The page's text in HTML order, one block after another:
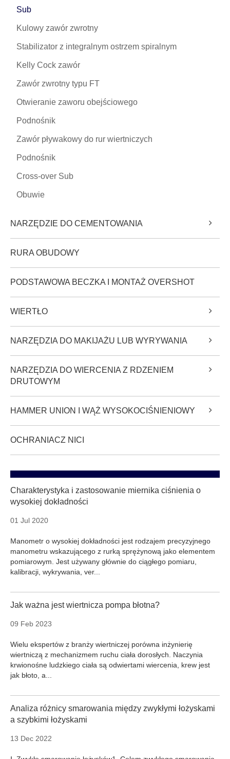
Sub
Kulowy zawór zwrotny
Stabilizator z integralnym ostrzem spiralnym
Kelly Cock zawór
Zawór zwrotny typu FT
Otwieranie zaworu obejściowego
Podnośnik
Zawór pływakowy do rur wiertniczych
Podnośnik
Cross-over Sub
Obuwie
NARZĘDZIE DO CEMENTOWANIA
RURA OBUDOWY
PODSTAWOWA BECZKA I MONTAŻ OVERSHOT
WIERTŁO
NARZĘDZIA DO MAKIJAŻU LUB WYRYWANIA
NARZĘDZIA DO WIERCENIA Z RDZENIEM
DRUTOWYM
HAMMER UNION I WĄŻ WYSOKOCIŚNIENIOWY
OCHRANIACZ NICI
Charakterystyka i zastosowanie miernika ciśnienia o
wysokiej dokładności
01 Jul 2020
Manometr o wysokiej dokładności jest rodzajem precyzyjnego
manometru wskazującego z rurką sprężynową jako elementem
pomiarowym. Jest używany głównie do ciągłego pomiaru,
kalibracji, wykrywania, ver...
Jak ważna jest wiertnicza pompa błotna?
09 Feb 2023
Wielu ekspertów z branży wiertniczej porówna inżynierię
wiertniczą z mechanizmem ruchu ciała dorosłych. Naczynia
krwionośne ludzkiego ciała są odwiertami wiercenia, krew jest
jak błoto, a...
Analiza różnicy smarowania między zwykłymi łożyskami
a szybkimi łożyskami
13 Dec 2022